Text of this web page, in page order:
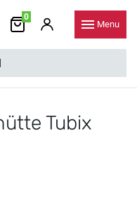
0
Menu
Tubix